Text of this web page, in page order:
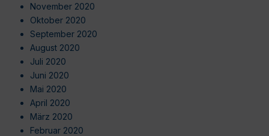
November 2020
Oktober 2020
September 2020
August 2020
Juli 2020
Juni 2020
Mai 2020
April 2020
März 2020
Februar 2020